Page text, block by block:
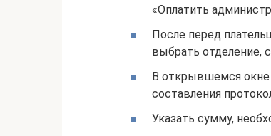
«Оплатить
После перед
выбрать отделение,
В открывшемся
составления
Указать сумму,